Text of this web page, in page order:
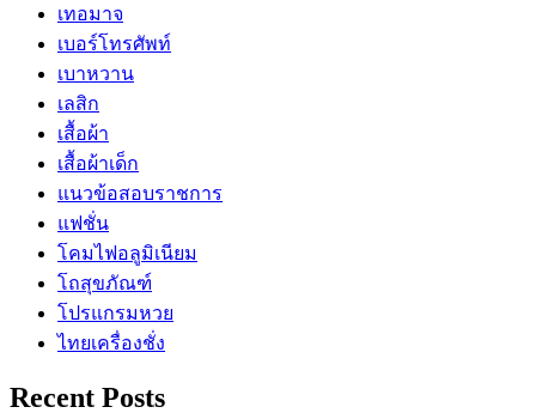
เทอมาจ
เบอร์โทรศัพท์
เบาหวาน
เลสิก
เสื้อผ้า
เสื้อผ้าเด็ก
แนวข้อสอบราชการ
แฟชั่น
โคมไฟอลูมิเนียม
โถสุขภัณฑ์
โปรแกรมหวย
ไทยเครื่องชั่ง
Recent Posts